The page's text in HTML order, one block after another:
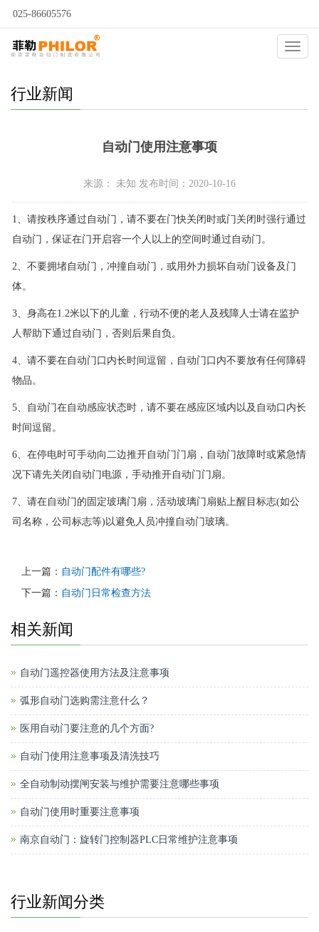
025-86605576
自动门
行业新闻
自动门使用注意事项
来源： 未知 发布时间：2020-10-16
1、请按秩序通过自动门，请不要在门快关闭时或门关闭时强行通过
自动门，保证在门开启容一个人以上的空间时通过自动门。
2、不要拥堵自动门，冲撞自动门，或用外力损坏自动门设备及门
体。
3、身高在1.2米以下的儿童，行动不便的老人及残障人士请在监护
人帮助下通过自动门，否则后果自负。
4、请不要在自动门口内长时间逗留，自动门口内不要放有任何障碍
物品。
5、自动门在自动感应状态时，请不要在感应区域内以及自动口内长
时间逗留。
6、在停电时可手动向二边推开自动门门扇，自动门故障时或紧急情
况下请先关闭自动门电源，手动推开自动门门扇。
7、请在自动门的固定玻璃门扇，活动玻璃门扇贴上醒目标志(如公
司名称，公司标志等)以避免人员冲撞自动门玻璃。
上一篇： 自动门配件有哪些?
下一篇： 自动门日常检查方法
相关新闻
自动门遥控器使用方法及注意事项
弧形自动门选购需注意什么？
医用自动门要注意的几个方面?
自动门使用注意事项及清洗技巧
全自动制动摆闸安装与维护需要注意哪些事项
自动门使用时重要注意事项
南京自动门：旋转门控制器PLC日常维护注意事项
行业新闻分类